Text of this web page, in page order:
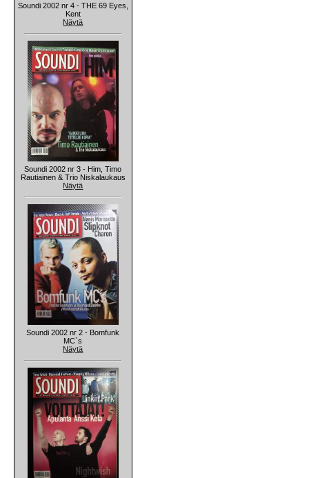
Soundi 2002 nr 4 - THE 69 Eyes,
Kent
Näytä
Soundi 2002 nr 3 - Him, Timo
Rautiainen & Trio Niskalaukaus
Näytä
Soundi 2002 nr 2 - Bomfunk
MC`s
Näytä